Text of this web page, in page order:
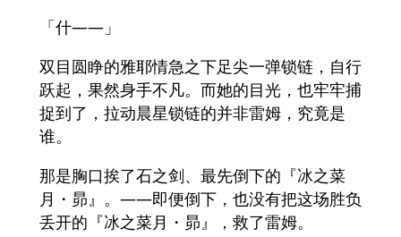
「什——」
双目圆睁的雅耶情急之下足尖一弹锁链，自行
跃起，果然身手不凡。而她的目光，也牢牢捕
捉到了，拉动晨星锁链的并非雷姆，究竟是
谁。
那是胸口挨了石之剑、最先倒下的『冰之菜
月・昴』。——即便倒下，也没有把这场胜负
丢开的『冰之菜月・昴』，救了雷姆。